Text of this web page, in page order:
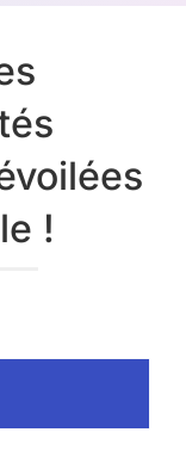
!